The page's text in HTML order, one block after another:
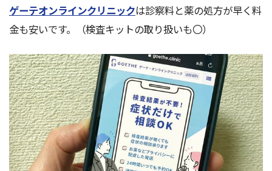
ゲーテオンラインクリニックは診察料と薬の処方が早く料
金も安いです。（検査キットの取り扱いも〇）